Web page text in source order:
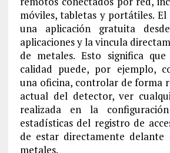
móviles, tabletas y portátiles. El
una aplicación gratuita
aplicaciones y la vincula
de metales. Esto significa
calidad puede, por ejemplo,
una oficina, controlar de forma
actual del detector, ver
realizada en la
estadísticas del registro de
de estar directamente
metales.